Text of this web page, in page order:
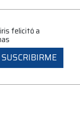
felicitó a
SUSCRIBIRME